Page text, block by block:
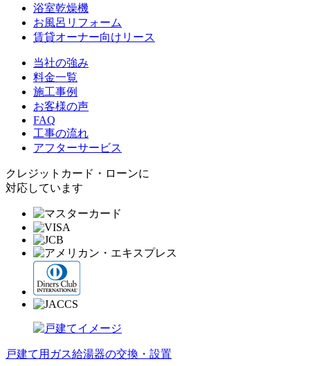
浴室乾燥機
お風呂リフォーム
賃貸オーナー向けリース
当社の強み
料金一覧
施工事例
お客様の声
FAQ
工事の流れ
アフターサービス
クレジットカード・ローンに
対応しています
戸建て用ガス給湯器の交換・設置